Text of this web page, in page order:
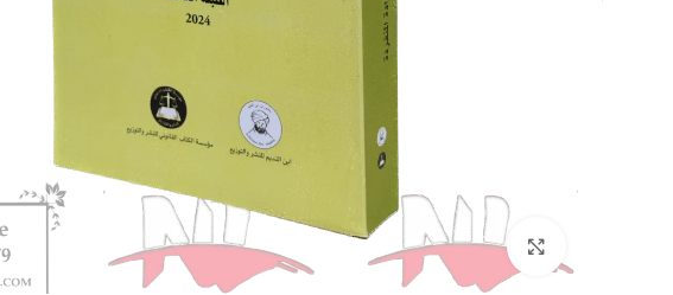
Click to enlarge